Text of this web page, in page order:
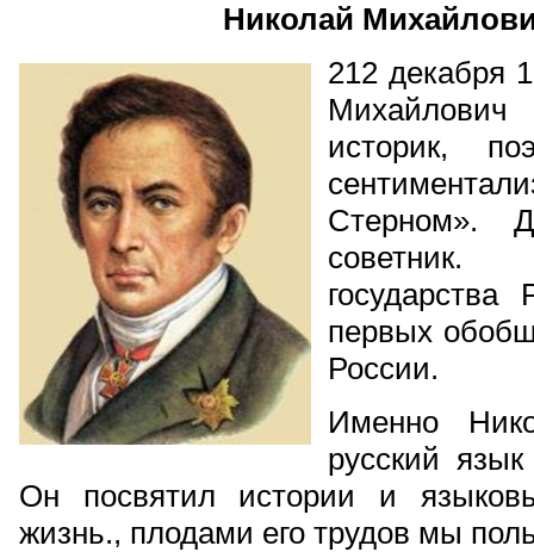
Николай
212 декабря
историк,
Стерном».
советник.
государства
первых
России.
Именно
русский
Он посвятил истории и
жизнь., плодами его трудов мы